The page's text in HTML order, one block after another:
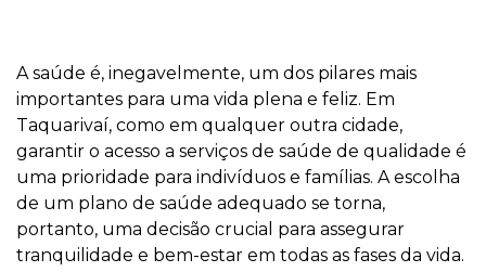
A saúde é, inegavelmente, um dos pilares mais
importantes para uma vida plena e feliz. Em
Taquarivaí, como em qualquer outra cidade,
garantir o acesso a serviços de saúde de qualidade é
uma prioridade para indivíduos e famílias. A escolha
de um plano de saúde adequado se torna,
portanto, uma decisão crucial para assegurar
tranquilidade e bem-estar em todas as fases da vida.